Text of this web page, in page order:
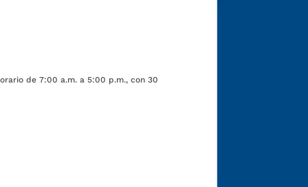
de 7:00 a.m. a 5:00 p.m., con 30